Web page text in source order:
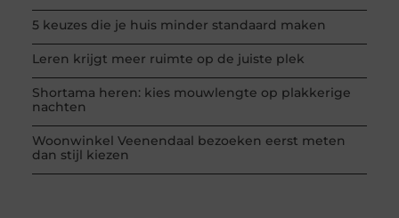
5 keuzes die je huis minder standaard maken
Leren krijgt meer ruimte op de juiste plek
Shortama heren: kies mouwlengte op plakkerige
nachten
Woonwinkel Veenendaal bezoeken eerst meten
dan stijl kiezen